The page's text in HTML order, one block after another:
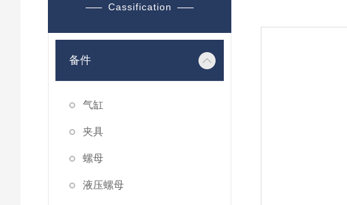
Cassification
备件
气缸
夹具
螺母
液压螺母